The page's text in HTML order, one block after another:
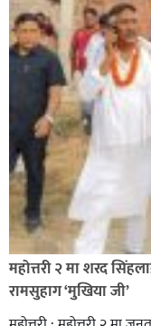
सिराहा-२ मा संजय
रक्तदान सेवामा
रेडक्रस सिराहा द्वारा
महोत्तरी २ मा शरद
रामसुहाग ‘मुखिया जी’